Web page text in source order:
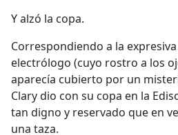
Y alzó la copa.
Correspondiendo a la
electrólogo (cuyo rostro a los
aparecía cubierto por un
Clary dio con su copa en la
tan digno y reservado que en
una taza.